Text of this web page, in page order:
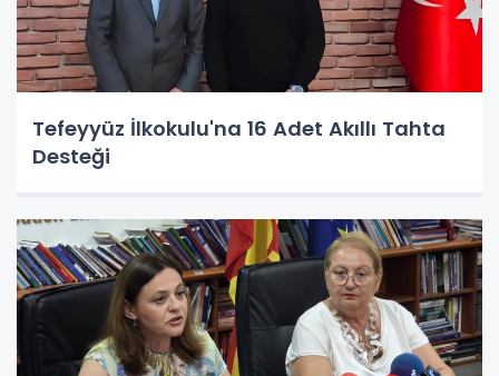
Tefeyyüz İlkokulu'na 16 Adet Akıllı Tahta
Desteği